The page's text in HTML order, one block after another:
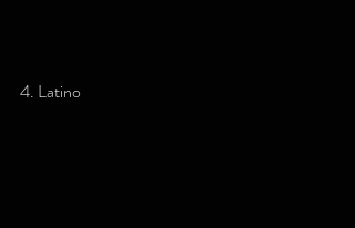
4. Latino